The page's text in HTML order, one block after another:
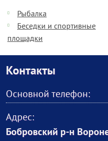
Рыбалка
Беседки и спортивные
площадки
Контакты
Основной телефон:
Адрес:
Бобровский р-н